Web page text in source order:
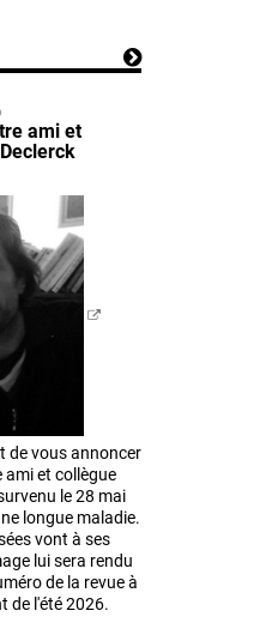
ami et
de vous annoncer
ami et collègue
le 28 mai
longue maladie.
vont à ses
lui sera rendu
de la revue à
de l'été 2026.